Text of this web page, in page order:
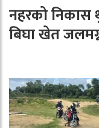
नहरको निकास
बिघा खेत